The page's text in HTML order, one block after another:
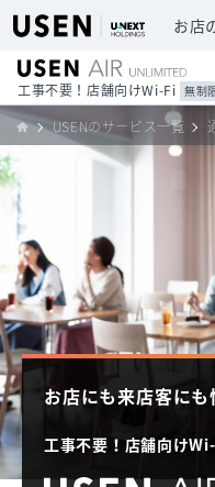
お店
工事不要！店舗向けWi-Fi 無制
USENのサービス一覧
お店にも来店客に
工事不要！店舗向け